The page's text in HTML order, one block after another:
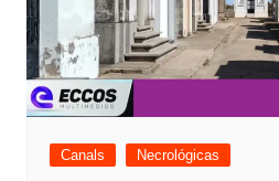
Canals Necrológicas